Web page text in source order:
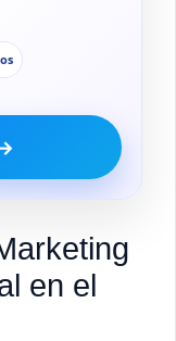
en el